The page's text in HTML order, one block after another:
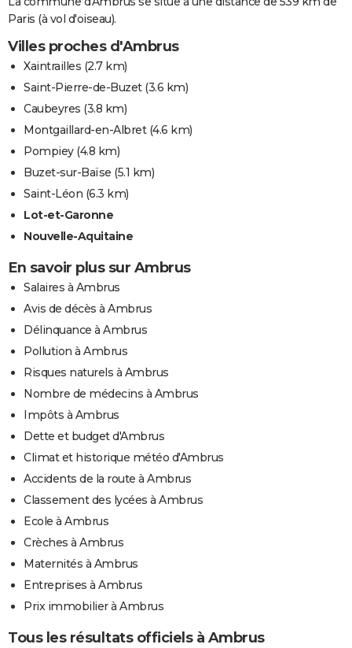
Paris (à vol d'oiseau).
Villes proches d'Ambrus
Xaintrailles (2.7 km)
Saint-Pierre-de-Buzet(3.6 km)
Caubeyres (3.8 km)
Montgaillard-en-Albret(4.6 km)
Pompiey(4.8 km)
Buzet-sur-Baïse (5.1 km)
Saint-Léon (6.3 km)
Lot-et-Garonne
Nouvelle-Aquitaine
En savoir plus sur Ambrus
Salaires à Ambrus
Avis de décès à Ambrus
Délinquance à Ambrus
Pollution à Ambrus
Risques naturels à Ambrus
Nombre de médecins à Ambrus
Impôts à Ambrus
Dette et budget d'Ambrus
Climat et historique météo d'Ambrus
Accidents de la route à Ambrus
Classement des lycées à Ambrus
Ecole à Ambrus
Crèches à Ambrus
Maternités à Ambrus
Entreprises à Ambrus
Prix immobilier à Ambrus
Tous les résultats officiels à Ambrus